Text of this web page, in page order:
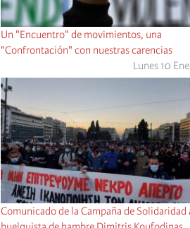
Un "Encuentro" de movimientos, una
"Confrontación" con nuestras carencias
Lunes 10
Comunicado de la Campaña de Solidaridad